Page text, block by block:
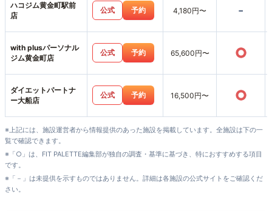
ハコジム黄金町駅前
店
公式 予約 4,180円〜 -
with plusパーソナル
ジム黄金町店
公式 予約 65,600円〜 ○
ダイエットパートナ
ー大船店
公式 予約 16,500円〜 ○
※上記には、施設運営者から情報提供のあった施設を掲載しています。全施設は下の一
覧で確認できます。
※「○」は、FIT PALETTE編集部が独自の調査・基準に基づき、特におすすめする項目
です。
※「－」は未提供を示すものではありません。詳細は各施設の公式サイトをご確認くだ
さい。